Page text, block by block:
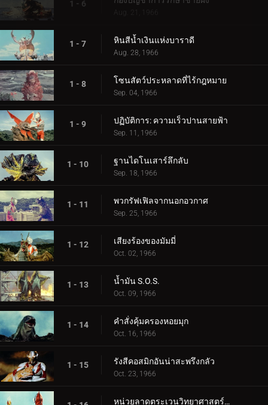
1 - 6
Aug. 21, 1966
1 - 7 หินสีน้ำเงินแห่งบาราดี
Aug. 28, 1966
1 - 8 โซนสัตว์ประหลาดที่ไร้กฎหมาย
Sep. 04, 1966
1 - 9 ปฏิบัติการ: ความเร็วปานสายฟ้า
Sep. 11, 1966
1 - 10 ฐานไดโนเสาร์ลึกลับ
Sep. 18, 1966
1 - 11 พวกรัฟเฟิลจากนอกอวกาศ
Sep. 25, 1966
1 - 12 เสียงร้องของมัมมี่
Oct. 02, 1966
1 - 13 น้ำมัน S.O.S.
Oct. 09, 1966
1 - 14 คำสั่งคุ้มครองหอยมุก
Oct. 16, 1966
1 - 15 รังสีคอสมิกอันน่าสะพรึงกลัว
Oct. 23, 1966
หน่วยลาดตระเวนวิทยาศาสตร์สู่อวกาศ